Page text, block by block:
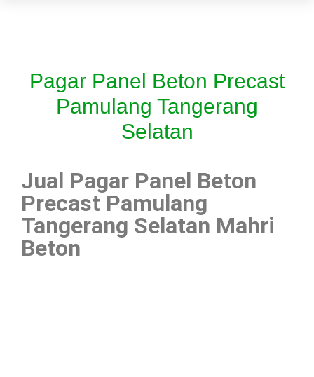
Pagar Panel Beton Precast
Pamulang Tangerang
Selatan
Jual Pagar Panel Beton
Precast Pamulang
Tangerang Selatan Mahri
Beton